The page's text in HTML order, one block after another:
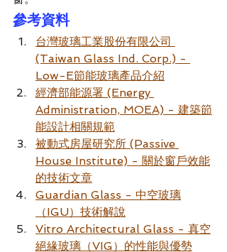
參考資料
台灣玻璃工業股份有限公司
(Taiwan Glass Ind. Corp.) -
Low-E節能玻璃產品介紹
經濟部能源署 (Energy
Administration, MOEA) - 建築節
能設計相關規範
被動式房屋研究所 (Passive
House Institute) - 關於窗戶效能
的技術文章
Guardian Glass - 中空玻璃
（IGU）技術解說
Vitro Architectural Glass - 真空
絕緣玻璃（VIG）的性能與優勢